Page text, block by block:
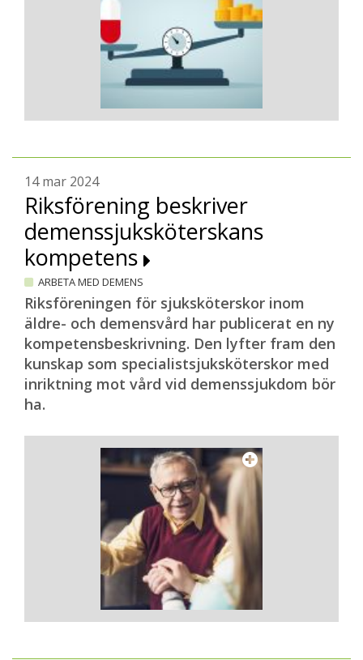
14 mar 2024
Riksförening beskriver
demenssjuksköterskans
kompetens
ARBETA MED DEMENS
Riksföreningen för sjuksköterskor inom
äldre- och demensvård har publicerat en ny
kompetensbeskrivning. Den lyfter fram den
kunskap som specialistsjuksköterskor med
inriktning mot vård vid demenssjukdom bör
ha.